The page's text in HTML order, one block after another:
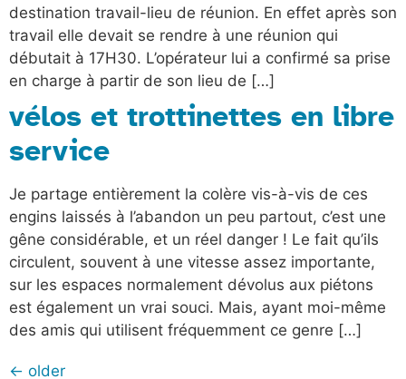
destination travail-lieu de réunion. En effet après son
travail elle devait se rendre à une réunion qui
débutait à 17H30. L’opérateur lui a confirmé sa prise
en charge à partir de son lieu de […]
vélos et trottinettes en libre
service
Je partage entièrement la colère vis-à-vis de ces
engins laissés à l’abandon un peu partout, c’est une
gêne considérable, et un réel danger ! Le fait qu’ils
circulent, souvent à une vitesse assez importante,
sur les espaces normalement dévolus aux piétons
est également un vrai souci. Mais, ayant moi-même
des amis qui utilisent fréquemment ce genre […]
← older